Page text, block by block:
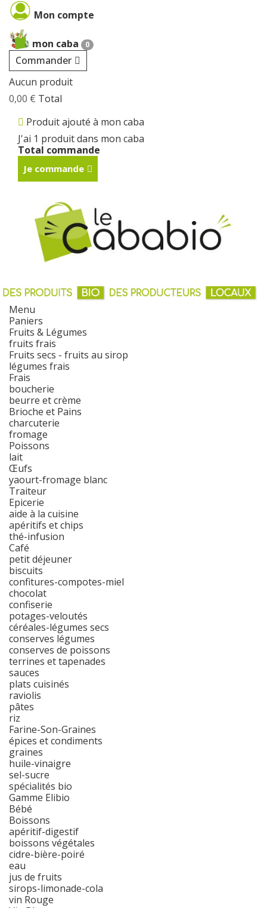
Mon compte
mon caba 0
Commander
Aucun produit
0,00 € Total
Produit ajouté à mon caba
J'ai 1 produit dans mon caba
Total commande
Je commande
Menu
Paniers
Fruits & Légumes
fruits frais
Fruits secs - fruits au sirop
légumes frais
Frais
boucherie
beurre et crème
Brioche et Pains
charcuterie
fromage
Poissons
lait
Œufs
yaourt-fromage blanc
Traiteur
Epicerie
aide à la cuisine
apéritifs et chips
thé-infusion
Café
petit déjeuner
biscuits
confitures-compotes-miel
chocolat
confiserie
potages-veloutés
céréales-légumes secs
conserves légumes
conserves de poissons
terrines et tapenades
sauces
plats cuisinés
raviolis
pâtes
riz
Farine-Son-Graines
épices et condiments
graines
huile-vinaigre
sel-sucre
spécialités bio
Gamme Elibio
Bébé
Boissons
apéritif-digestif
boissons végétales
cidre-bière-poiré
eau
jus de fruits
sirops-limonade-cola
vin Rouge
Cookies management panel